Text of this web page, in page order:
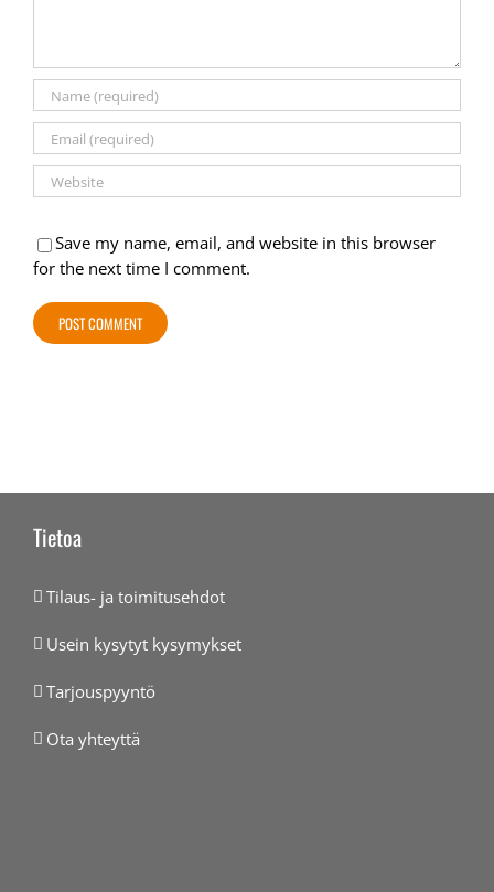
Save my name, email, and website in this browser
for the next time I comment.
Tietoa
Tilaus- ja toimitusehdot
Usein kysytyt kysymykset
Tarjouspyyntö
Ota yhteyttä